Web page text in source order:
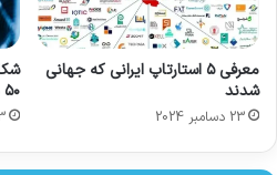
معرفی ۵ استارتاپ ایرانی که جهانی
شدند
23 دسامبر 2024
۵۰ میلیون تومانی
23